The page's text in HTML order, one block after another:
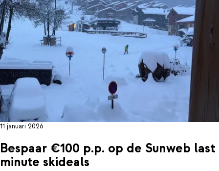
11 januari 2026
Bespaar €100 p.p. op de Sunweb last
minute skideals